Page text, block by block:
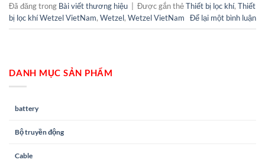
Đã đăng trong Bài viết thương hiệu Được gắn thẻThiết bị lọc khí, Thiết
bị lọc khí Wetzel VietNam, Wetzel, Wetzel VietNam Để lại một bình luận
DANH MỤC SẢN PHẨM
battery
Bộ truyền động
Cable